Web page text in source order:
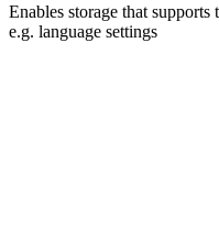
Enables storage that
e.g. language settings